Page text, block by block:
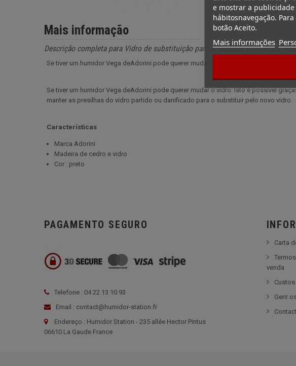
e mostrar a
hábitosnavegação.
botão Aceito.
Mais informações
Mais informação
Descrição completa para Vidro de substituição para o humidor Vega Black
Se tiver um humidor Vega deAdorini pode querer mudar o vidro. Isto é possível com
Se tiver um humidor Vega deAdorini pode querer mudar o vidro. Isto é possível
manter as presilhas do vidro partido ou danificado para o substituir pelo novo vidro.
Características
Marca Adorini
Madeira de cedro e vidro
Cor : preto
PAGAMENTO SEGURO
Telefone : 04 22 13 10 93
Email : contact@humidor-station.fr
Endereço : Humidor Station - 235 allée Hector Pintus
06610 La Gaude France
Carta
venda
Gerir